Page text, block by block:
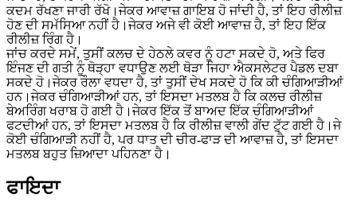
ਕਦਮ ਰੱਖਣਾ ਜਾਰੀ ਰੱਖੋ।ਜੇਕਰ ਆਵਾਜ਼ ਗਾਇਬ ਹੋ ਜਾਂਦੀ ਹੈ, ਤਾਂ ਇਹ ਰੀਲੀਜ਼
ਹੋਣ ਦੀ ਸਮੱਸਿਆ ਨਹੀਂ ਹੈ।ਜੇਕਰ ਅਜੇ ਵੀ ਕੋਈ ਆਵਾਜ਼ ਹੈ, ਤਾਂ ਇਹ ਇੱਕ
ਰੀਲੀਜ਼ ਰਿੰਗ ਹੈ।
ਜਾਂਚ ਕਰਦੇ ਸਮੇਂ, ਤੁਸੀਂ ਕਲਚ ਦੇ ਹੇਠਲੇ ਕਵਰ ਨੂੰ ਹਟਾ ਸਕਦੇ ਹੋ, ਅਤੇ ਫਿਰ
ਇੰਜਣ ਦੀ ਗਤੀ ਨੂੰ ਥੋੜ੍ਹਾ ਵਧਾਉਣ ਲਈ ਥੋੜਾ ਜਿਹਾ ਐਕਸਲੇਟਰ ਪੈਡਲ ਦਬਾ
ਸਕਦੇ ਹੋ।ਜੇਕਰ ਰੌਲਾ ਵਧਦਾ ਹੈ, ਤਾਂ ਤੁਸੀਂ ਦੇਖ ਸਕਦੇ ਹੋ ਕਿ ਕੀ ਚੰਗਿਆੜੀਆਂ
ਹਨ।ਜੇਕਰ ਚੰਗਿਆੜੀਆਂ ਹਨ, ਤਾਂ ਇਸਦਾ ਮਤਲਬ ਹੈ ਕਿ ਕਲਚ ਰੀਲੀਜ਼
ਬੇਅਰਿੰਗ ਖਰਾਬ ਹੋ ਗਈ ਹੈ।ਜੇਕਰ ਇੱਕ ਤੋਂ ਬਾਅਦ ਇੱਕ ਚੰਗਿਆੜੀਆਂ
ਫਟਦੀਆਂ ਹਨ, ਤਾਂ ਇਸਦਾ ਮਤਲਬ ਹੈ ਕਿ ਰੀਲੀਜ਼ ਵਾਲੀ ਗੇਂਦ ਟੁੱਟ ਗਈ ਹੈ।ਜੇ
ਕੋਈ ਚੰਗਿਆੜੀ ਨਹੀਂ ਹੈ, ਪਰ ਧਾਤ ਦੀ ਚੀਰ-ਫਾੜ ਦੀ ਆਵਾਜ਼ ਹੈ, ਤਾਂ ਇਸਦਾ
ਮਤਲਬ ਬਹੁਤ ਜ਼ਿਆਦਾ ਪਹਿਨਣਾ ਹੈ।
ਫਾਇਦਾ